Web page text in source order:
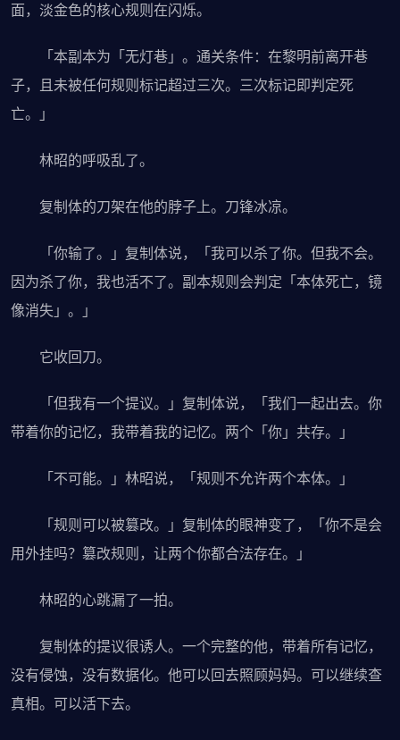
面，淡金色的核心规则在闪烁。
「本副本为「无灯巷」。通关条件：在黎明前离开巷
子，且未被任何规则标记超过三次。三次标记即判定死
亡。」
林昭的呼吸乱了。
复制体的刀架在他的脖子上。刀锋冰凉。
「你输了。」复制体说，「我可以杀了你。但我不会。
因为杀了你，我也活不了。副本规则会判定「本体死亡，镜
像消失」。」
它收回刀。
「但我有一个提议。」复制体说，「我们一起出去。你
带着你的记忆，我带着我的记忆。两个「你」共存。」
「不可能。」林昭说，「规则不允许两个本体。」
「规则可以被篡改。」复制体的眼神变了，「你不是会
用外挂吗？篡改规则，让两个你都合法存在。」
林昭的心跳漏了一拍。
复制体的提议很诱人。一个完整的他，带着所有记忆，
没有侵蚀，没有数据化。他可以回去照顾妈妈。可以继续查
真相。可以活下去。